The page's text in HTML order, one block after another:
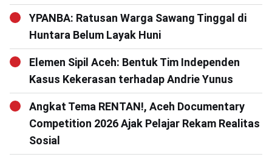
YPANBA: Ratusan Warga Sawang Tinggal di
Huntara Belum Layak Huni
Elemen Sipil Aceh: Bentuk Tim Independen
Kasus Kekerasan terhadap Andrie Yunus
Angkat Tema RENTAN!, Aceh Documentary
Competition 2026 Ajak Pelajar Rekam Realitas
Sosial